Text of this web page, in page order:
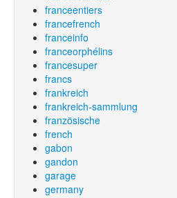
franceentiers
francefrench
franceinfo
franceorphélins
francesuper
francs
frankreich
frankreich-sammlung
französische
french
gabon
gandon
garage
germany